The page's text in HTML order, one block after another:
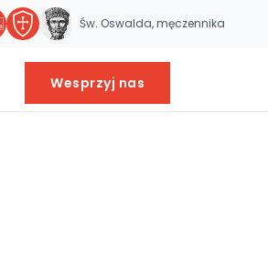
Św. Oswalda, męczennika
Wesprzyj nas